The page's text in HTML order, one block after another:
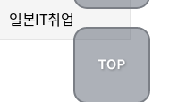
일본IT취업